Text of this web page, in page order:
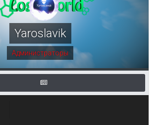
Yaroslavik
Администраторы